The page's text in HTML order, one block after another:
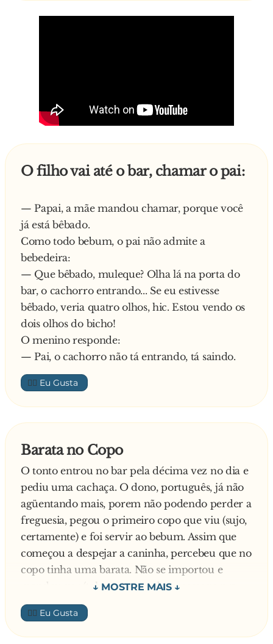
O filho vai até o bar, chamar o pai:
— Papai, a mãe mandou chamar, porque você
já está bêbado.
Como todo bebum, o pai não admite a
bebedeira:
— Que bêbado, muleque? Olha lá na porta do
bar, o cachorro entrando... Se eu estivesse
bêbado, veria quatro olhos, hic. Estou vendo os
dois olhos do bicho!
O menino responde:
— Pai, o cachorro não tá entrando, tá saindo.
👍🏼
Barata no Copo
O tonto entrou no bar pela décima vez no dia e
pediu uma cachaça. O dono, português, já não
agüentando mais, porem não podendo perder a
freguesia, pegou o primeiro copo que viu (sujo,
certamente) e foi servir ao bebum. Assim que
começou a despejar a caninha, percebeu que no
copo tinha uma barata. Não se importou e
mandou ver (talvez o tonto desse sossego pra
ele depois desta).
O sujeito pegou o copo e tomou a bebida de
uma vez. Quando ainda estava descendo pela
👍🏼